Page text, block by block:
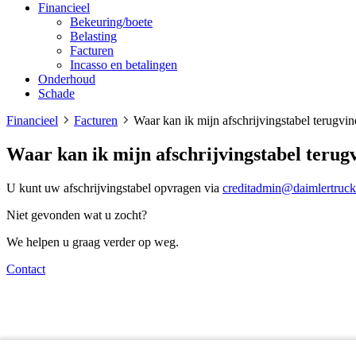
Financieel
Bekeuring/boete
Belasting
Facturen
Incasso en betalingen
Onderhoud
Schade
Financieel
Facturen Waar kan ik mijn afschrijvingstabel
Waar kan ik mijn afschrijvingstabel
U kunt uw afschrijvingstabel opvragen via
Niet gevonden wat u zocht?
We helpen u graag verder op weg.
Contact